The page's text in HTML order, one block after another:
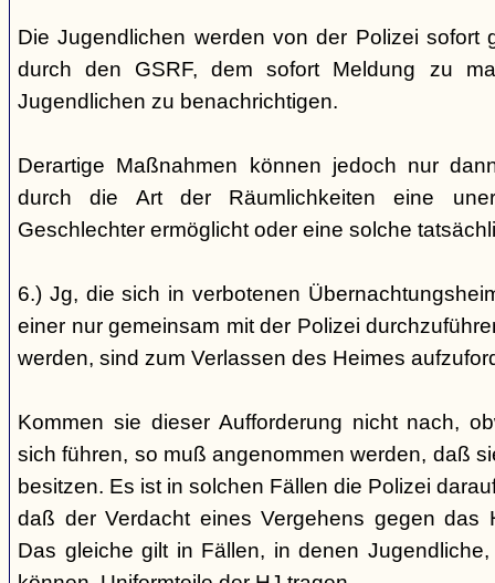
Die Jugendlichen werden von der Polizei sofort
durch den GSRF, dem sofort Meldung zu
Jugendlichen zu benachrichtigen.
Derartige Maßnahmen können jedoch nur
durch die Art der Räumlichkeiten eine
Geschlechter ermöglicht oder eine solche
6.) Jg, die sich in verbotenen
einer nur gemeinsam mit der Polizei
werden, sind zum Verlassen des Heimes
Kommen sie dieser Aufforderung nicht nach,
sich führen, so muß angenommen werden, daß
besitzen. Es ist in solchen Fällen die Polizei
daß der Verdacht eines Vergehens gegen das
Das gleiche gilt in Fällen, in denen